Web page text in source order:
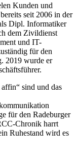
Kunden und
seit 2006 in der
Dipl. Informatiker
dem Zivildienst
und IT-
für den
2019 wurde er
sind und das
für den Radeburger
Chronik harrt
Ruhestand wird es